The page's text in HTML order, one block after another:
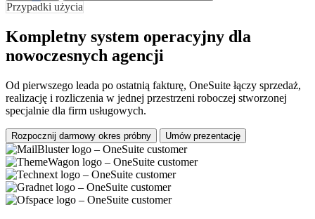
Przypadki użycia
Kompletny system operacyjny dla
nowoczesnych agencji
Od pierwszego leada po ostatnią fakturę, OneSuite łączy sprzedaż,
realizację i rozliczenia w jednej przestrzeni roboczej stworzonej
specjalnie dla firm usługowych.
Rozpocznij darmowy okres próbny Umów prezentację